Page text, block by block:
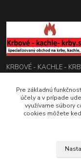
KRBOVÉ - KACHLE -
0949 476 255
08:00 - 17.00
Pre základnú
účely a v prípade
využívame súbory
cookies môžete